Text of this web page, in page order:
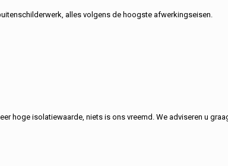
alles volgens de hoogste afwerkingseisen.
hoge isolatiewaarde, niets is ons vreemd. We adviseren u